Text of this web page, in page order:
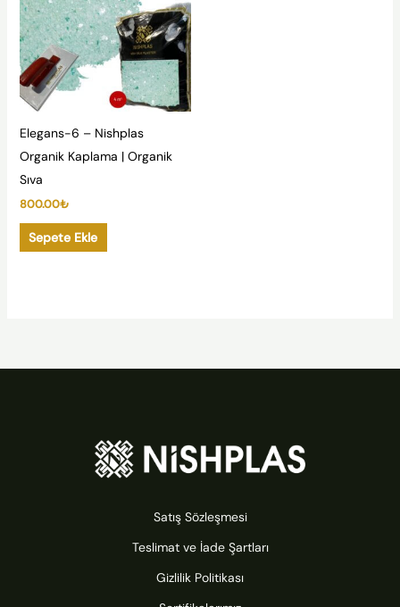
Elegans-6 – Nishplas
Organik Kaplama | Organik
Sıva
800.00₺
Sepete Ekle
Satış Sözleşmesi
Teslimat ve İade Şartları
Gizlilik Politikası